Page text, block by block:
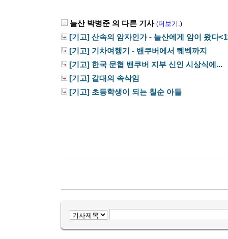
늘산 박병준 의 다른 기사 (더보기.)
[기고] 산속의 암자인가 - 늘산에게 암이 왔다
[기고] 기차여행기 - 밴쿠버에서 퀘벡까지
[기고] 한국 문협 밴쿠버 지부 신인 시상식에...
[기고] 갈대의 속삭임
[기고] 초등학생이 되는 칠순 아들